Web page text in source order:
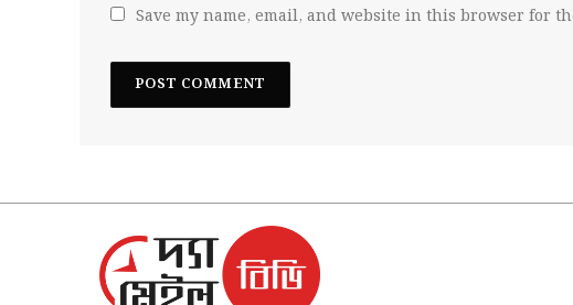
Save my name, email, and website in this browser for